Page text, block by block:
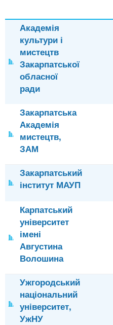
Академія
культури і
мистецтв
Закарпатської
обласної
ради
Закарпатська
Академія
мистецтв,
ЗАМ
Закарпатський
інститут МАУП
Карпатський
університет
імені
Августина
Волошина
Ужгородський
національний
університет,
УжНУ